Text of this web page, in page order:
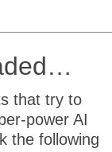
that try to
power AI
the following